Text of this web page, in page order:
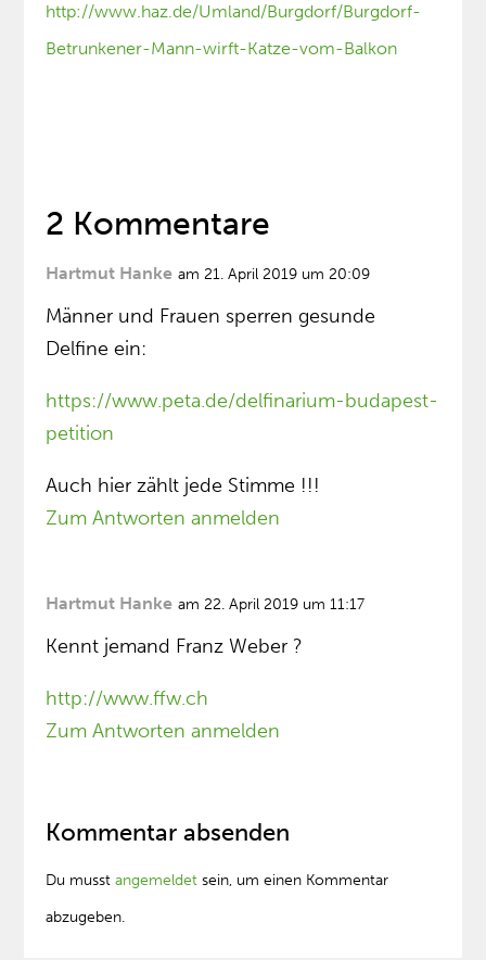
http://www.haz.de/Umland/Burgdorf/Burgdorf-
Betrunkener-Mann-wirft-Katze-vom-Balkon
2 Kommentare
Hartmut Hanke am 21. April 2019 um 20:09
Männer und Frauen sperren gesunde
Delfine ein:
https://www.peta.de/delfinarium-budapest-
petition
Auch hier zählt jede Stimme !!!
Zum Antworten anmelden
Hartmut Hanke am 22. April 2019 um 11:17
Kennt jemand Franz Weber ?
http://www.ffw.ch
Zum Antworten anmelden
Kommentar absenden
Du musstangemeldet sein, um einen Kommentar
abzugeben.